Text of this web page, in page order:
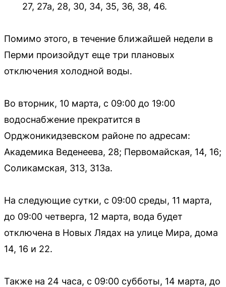
27, 27а, 28, 30, 34, 35, 36, 38, 46.
Помимо этого, в течение ближайшей недели в
Перми произойдут еще три плановых
отключения холодной воды.
Во вторник, 10 марта, с 09:00 до 19:00
водоснабжение прекратится в
Орджоникидзевском районе по адресам:
Академика Веденеева, 28; Первомайская, 14, 16;
Соликамская, 313, 313а.
На следующие сутки, с 09:00 среды, 11 марта,
до 09:00 четверга, 12 марта, вода будет
отключена в Новых Лядах на улице Мира, дома
14, 16 и 22.
Также на 24 часа, с 09:00 субботы, 14 марта, до